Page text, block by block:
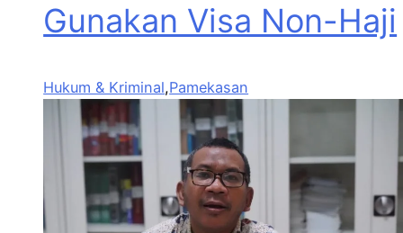
Gunakan Visa Non-Haji
Hukum & Kriminal,Pamekasan